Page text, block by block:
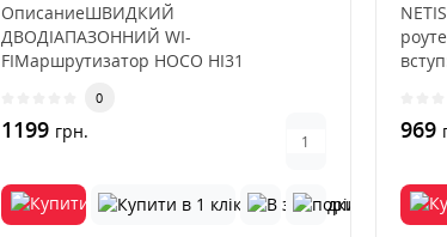
ОписаниеШВИДКИЙ
ДВОДІАПАЗОННИЙ WI-
FIМаршрутизатор HOCO HI31
0
1199 грн. 969